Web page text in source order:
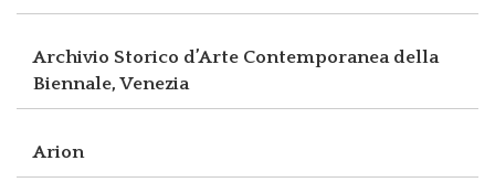
Archivio Storico d’Arte Contemporanea della
Biennale, Venezia
Arion